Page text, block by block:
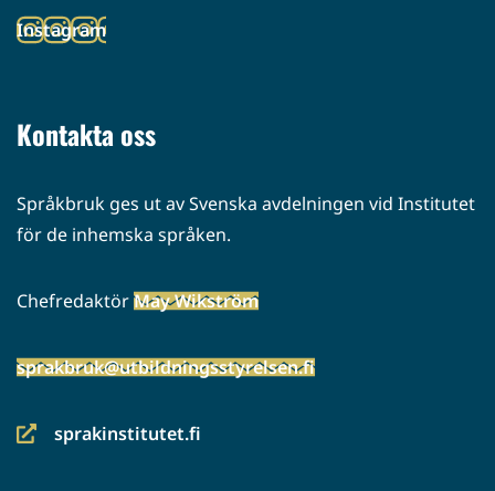
palveluun)
Instagram
(siirryt
Kontakta oss
Språkbruk ges ut av Svenska avdelningen vid Institutet
för de inhemska språken.
ChefredaktörMay Wikström
sprakbruk@utbildningsstyrelsen.fi
sprakinstitutet.fi
(siirryt